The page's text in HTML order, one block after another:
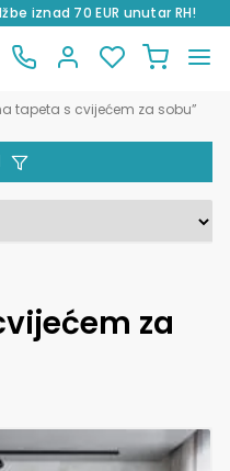
iznad 70 EUR unutar RH!
tapeta s cvijećem za sobu”
za